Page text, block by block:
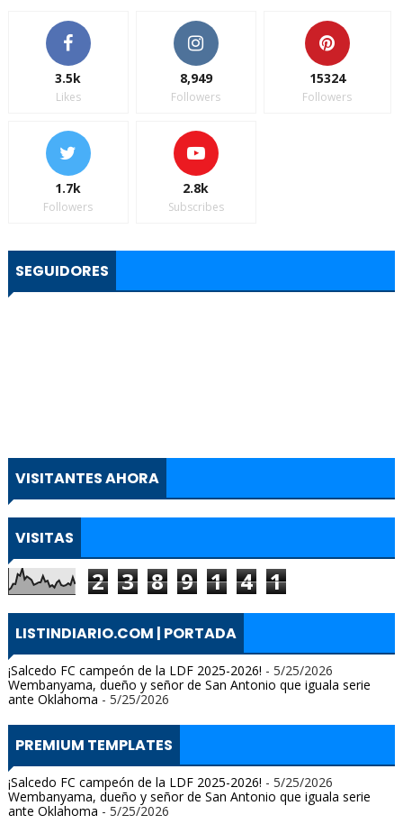
3.5k
Likes
8,949
Followers
15324
Followers
1.7k
Followers
2.8k
Subscribes
SEGUIDORES
VISITANTES AHORA
VISITAS
2 3 8 9 1 4 1
LISTINDIARIO.COM | PORTADA
¡Salcedo FC campeón de la LDF 2025-2026! - 5/25/2026
Wembanyama, dueño y señor de San Antonio que iguala serie
ante Oklahoma - 5/25/2026
PREMIUM TEMPLATES
¡Salcedo FC campeón de la LDF 2025-2026! - 5/25/2026
Wembanyama, dueño y señor de San Antonio que iguala serie
ante Oklahoma - 5/25/2026